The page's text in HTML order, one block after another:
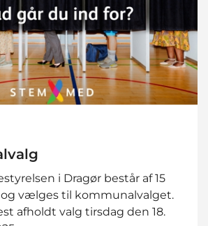
i Dragør består af 15
vælges til kommunalvalget.
afholdt valg tirsdag den 18.